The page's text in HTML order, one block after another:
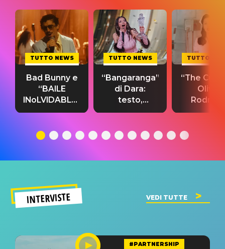
TUTTO NEWS
Bad Bunny e
“BAILE
INoLVIDABLE”:
testo,
significato
TUTTO NEWS
“Bangaranga”
di Dara:
testo,
traduzione e
del singolo
TUTTO
“The
Olivia
testo,
INTERVISTE VEDI TUTTE
#PARTNERSHIP